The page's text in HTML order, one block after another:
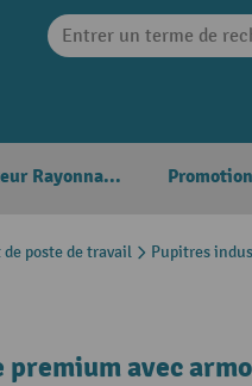
Configurateur Rayonnages
poste de travail Pupitres
avec